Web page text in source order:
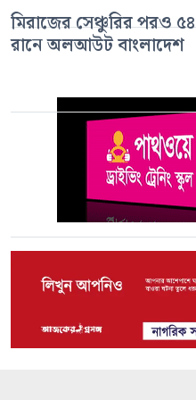
মিরাজের সেঞ্চুরির পরও ৫৪
রানে অলআউট বাংলাদেশ